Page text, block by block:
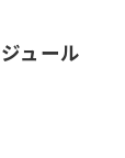
ュール